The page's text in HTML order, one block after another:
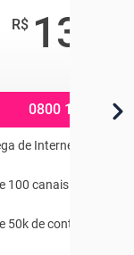
R$ 134
0800 104 2121
de Internet com Wifi
100 canais ao vivo
50k de conteúdo On